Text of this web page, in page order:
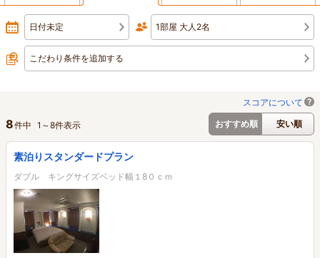
日付未定 1部屋 大人2名
こだわり条件を追加する
スコアについて
おすすめ順
安い順
8件中 1 ～8件表示
素泊りスタンダードプラン
ダブル キングサイズベッド幅１8０ｃｍ